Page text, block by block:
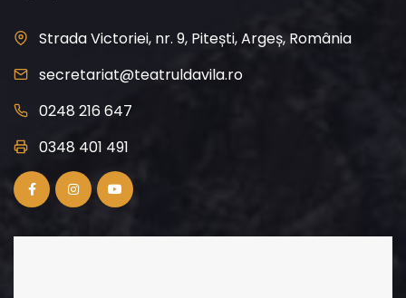
Strada Victoriei, nr. 9, Pitești, Argeș, România
secretariat@teatruldavila.ro
0248 216 647
0348 401 491